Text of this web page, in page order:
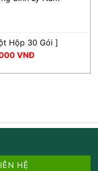
Hộp 30 Gói ]
VNĐGiá
tại
HỆ